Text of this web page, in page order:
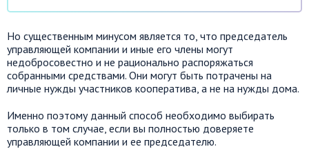
Но существенным минусом является то, что председатель
управляющей компании и иные его члены могут
недобросовестно и не рационально распоряжаться
собранными средствами. Они могут быть потрачены на
личные нужды участников кооператива, а не на нужды дома.
Именно поэтому данный способ необходимо выбирать
только в том случае, если вы полностью доверяете
управляющей компании и ее председателю.